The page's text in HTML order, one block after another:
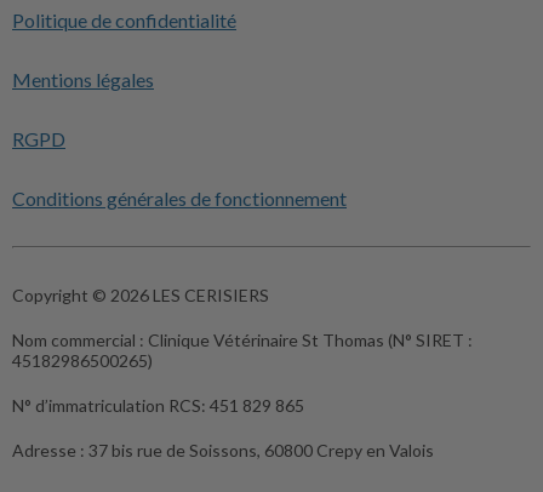
Politique de confidentialité
Mentions légales
RGPD
Conditions générales de fonctionnement
Copyright © 2026 LES CERISIERS
Nom commercial : Clinique Vétérinaire St Thomas (N° SIRET :
45182986500265)
N° d’immatriculation RCS: 451 829 865
Adresse : 37 bis rue de Soissons, 60800 Crepy en Valois